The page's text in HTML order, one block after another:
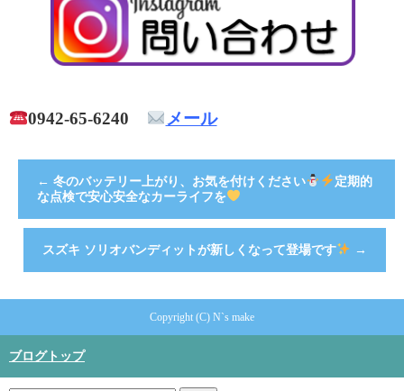
0942-65-6240 メール
← 冬のバッテリー上がり、お気を付けください
定期的
な点検で安心安全なカーライフを
スズキ ソリオバンディットが新しくなって登場です →
Copyright (C) N`s make
ブログトップ